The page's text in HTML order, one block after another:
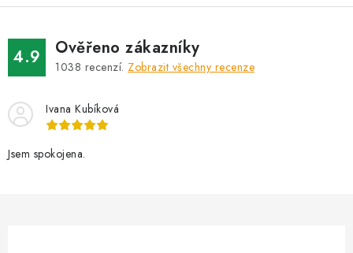
4.9 Ověřeno zákazníky
1038 recenzí. Zobrazit všechny recenze
Ivana Kubíková
Jsem spokojena.